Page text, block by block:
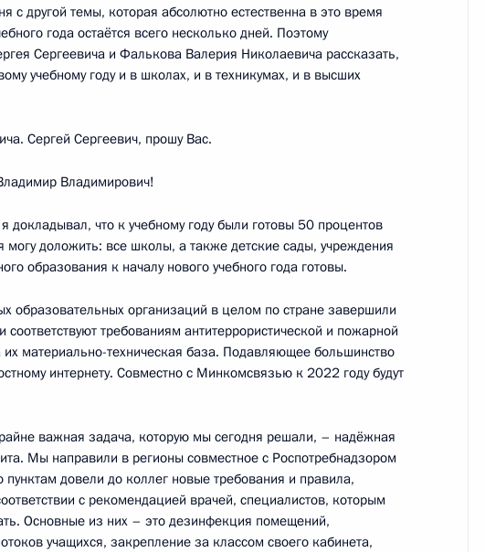
2020 года, четверг
по экономическим вопросам
года, 13:30
2020 года, среда
министрами иностранных дел стран ШОС
года, 18:30 Московская область, Ново-Огарёво
с членами Правительства
года, 15:50 Московская область, Ново-Огарёво
2020 года, вторник
победителями конкурса управленцев «Лидеры России»
года, 14:20 Московская область, Ново-Огарёво
с другой темы, которая абсолютно естественна в это время
года остаётся всего несколько дней. Поэтому
Сергеевича и Фалькова Валерия Николаевича рассказать,
учебному году и в школах, и в техникумах, и в высших
Сергей Сергеевич, прошу Вас.
Владимирович!
докладывал, что к учебному году были готовы 50 процентов
могу доложить: все школы, а также детские сады, учреждения
образования к началу нового учебного года готовы.
образовательных организаций в целом по стране завершили
соответствуют требованиям антитеррористической и пожарной
материально-техническая база. Подавляющее большинство
интернету. Совместно с Минкомсвязью к 2022 году будут
важная задача, которую мы сегодня решали, – надёжная
Мы направили в регионы совместное с Роспотребнадзором
довели до коллег новые требования и правила,
с рекомендацией врачей, специалистов, которым
Основные из них – это дезинфекция помещений,
учащихся, закрепление за классом своего кабинета,